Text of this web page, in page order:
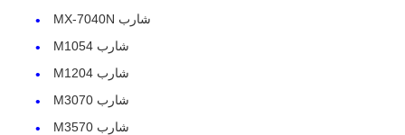
شارب MX-7040N
شارب M1054
شارب M1204
شارب M3070
شارب M3570